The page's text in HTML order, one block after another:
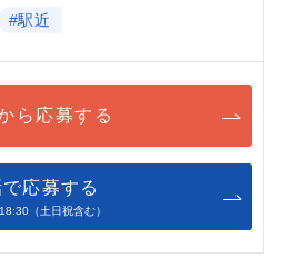
#駅近
ら応募する
応募する
（土日祝含む）